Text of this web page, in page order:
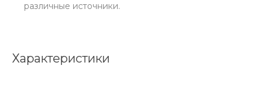
различные источники.
Характеристики